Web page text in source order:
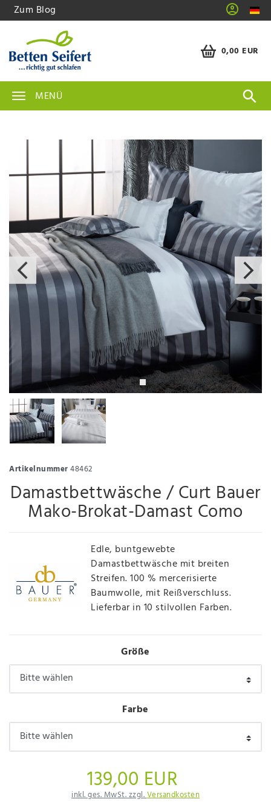
Zum Blog
0,00 EUR
MENÜ
Artikelnummer48462
Damastbettwäsche / Curt Bauer
Mako-Brokat-Damast Como
Edle, buntgewebte
Damastbettwäsche mit breiten
Streifen. 100 % mercerisierte
Baumwolle, mit Reißverschluss.
Lieferbar in 10 stilvollen Farben.
Größe
Farbe
139,00 EUR
inkl. ges. MwSt. zzgl.Versandkosten